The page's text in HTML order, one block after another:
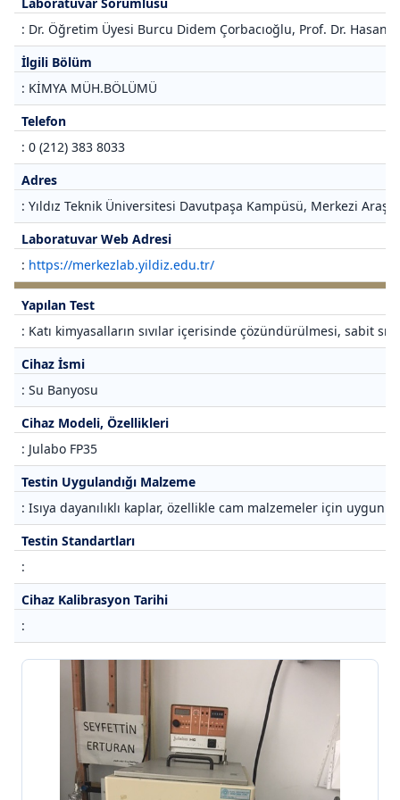
: Dr. Öğretim Üyesi Burcu Didem Çorbacıoğlu, Prof. Dr. Hasan
İlgili Bölüm
: KİMYA MÜH.BÖLÜMÜ
Telefon
: 0 (212) 383 8033
Adres
: Yıldız Teknik Üniversitesi Davutpaşa Kampüsü, Merkezi
Laboratuvar Web Adresi
: https://merkezlab.yildiz.edu.tr/
Yapılan Test
: Katı kimyasalların sıvılar içerisinde çözündürülmesi, sabit
Cihaz İsmi
: Su Banyosu
Cihaz Modeli, Özellikleri
: Julabo FP35
Testin Uygulandığı Malzeme
: Isıya dayanılıklı kaplar, özellikle cam malzemeler için
Testin Standartları
:
Cihaz Kalibrasyon Tarihi
: